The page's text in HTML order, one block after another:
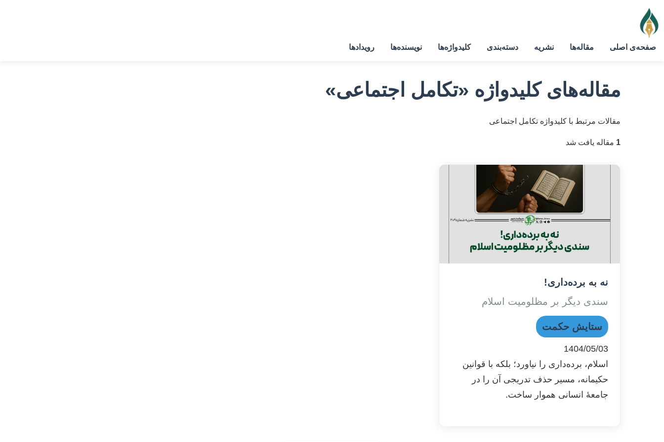
صفحه‌ی اصلی مقاله‌ها نشریه دسته‌بندی کلیدواژه‌ها نویسنده‌ها رویدادها
مقاله‌های کلیدواژه «تکامل اجتماعی»
مقالات مرتبط با کلیدواژه تکامل اجتماعی
1 مقاله یافت شد
نه به برده‌داری!
سندی دیگر بر مظلومیت اسلام
ستایش حکمت
1404/05/03
اسلام، برده‌داری را نیاورد؛ بلکه با قوانین
حکیمانه، مسیر حذف تدریجی آن را در
جامعۀ انسانی هموار ساخت.